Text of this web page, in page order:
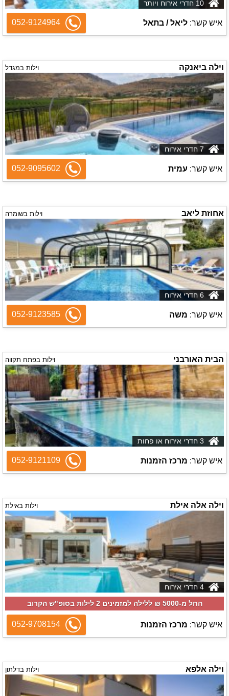
איש קשר: ליאל / בתאל 052-9124964
וילה ביאנקה וילות במגדל
איש קשר: עמית 052-9095602
אחוזת ליאב וילות בשומרה
איש קשר: משה 052-9123585
הבית האורבני וילות בפתח תקווה
איש קשר: מרכז הזמנות 052-9121109
וילה אלה אילת וילות באילת
החל מ-‏5000 ₪ ללילה למזמינים 2 לילות בסופ"ש הקרוב
איש קשר: מרכז הזמנות 052-9708154
וילה אלפא וילות בדלתון